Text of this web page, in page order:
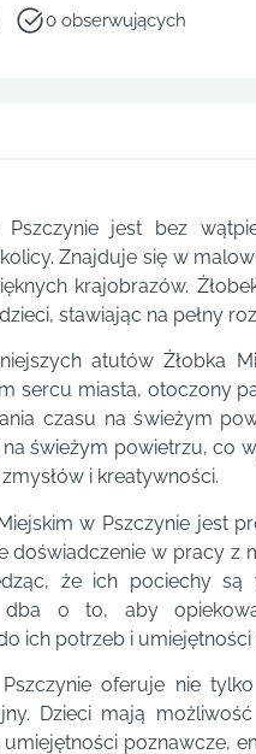
0 obserwujących
Pszczynie jest bez
Znajduje się w
krajobrazów.
stawiając na pełny
atutów Żłobka
sercu miasta, otoczony
czasu na świeżym
świeżym powietrzu, co
i kreatywności.
w Pszczynie jest
doświadczenie w pracy z
że ich pociechy są
dba o to, aby
ich potrzeb i
oferuje nie
Dzieci mają
poznawcze,